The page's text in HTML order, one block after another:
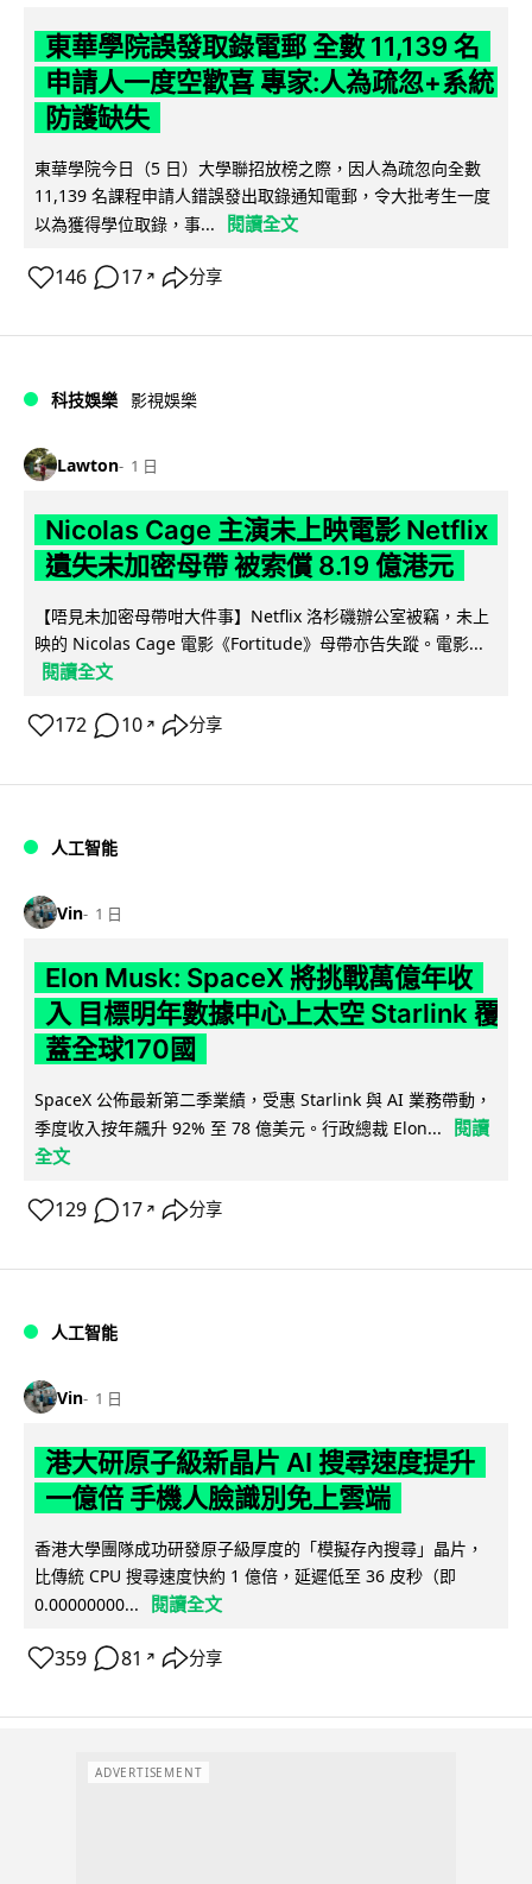
東華學院誤發取錄電郵 全數 11,139 名
申請人一度空歡喜 專家:人為疏忽+系統
防護缺失
東華學院今日（5 日）大學聯招放榜之際，因人為疏忽向全數
11,139 名課程申請人錯誤發出取錄通知電郵，令大批考生一度
以為獲得學位取錄，事...
閱讀全文
146 17 ↗ 分享
科技娛樂 影視娛樂
Lawton 1 日
Nicolas Cage 主演未上映電影 Netflix
遺失未加密母帶 被索償 8.19 億港元
【唔見未加密母帶咁大件事】Netflix 洛杉磯辦公室被竊，未上
映的 Nicolas Cage 電影《Fortitude》母帶亦告失蹤。電影...
閱讀全文
172 10 ↗ 分享
人工智能
Vin 1 日
Elon Musk: SpaceX 將挑戰萬億年收
入 目標明年數據中心上太空 Starlink 覆
蓋全球170國
SpaceX 公佈最新第二季業績，受惠 Starlink 與 AI 業務帶動，
季度收入按年飆升 92% 至 78 億美元。行政總裁 Elon...
閱讀
全文
129 17 ↗ 分享
人工智能
Vin 1 日
港大研原子級新晶片 AI 搜尋速度提升
一億倍 手機人臉識別免上雲端
香港大學團隊成功研發原子級厚度的「模擬存內搜尋」晶片，
比傳統 CPU 搜尋速度快約 1 億倍，延遲低至 36 皮秒（即
0.00000000...
閱讀全文
359 81 ↗ 分享
ADVERTISEMENT